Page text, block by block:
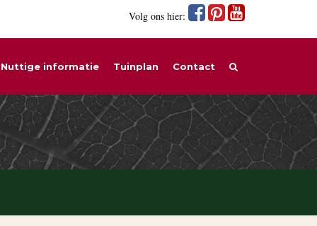
Volg ons hier:
Nuttige informatie Tuinplan Contact